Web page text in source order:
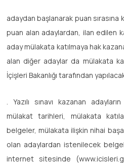
adaydan başlanarak puan
puan alan adaylardan, ilan edilen
aday mülakata katılmaya hak
alan diğer adaylar da mülakata
İçişleri Bakanlığı tarafından
. Yazılı sınavı kazanan
mülakat tarihleri, mülakata
belgeler, mülakata ilişkin nihai
olan adaylardan istenilecek
internet sitesinde